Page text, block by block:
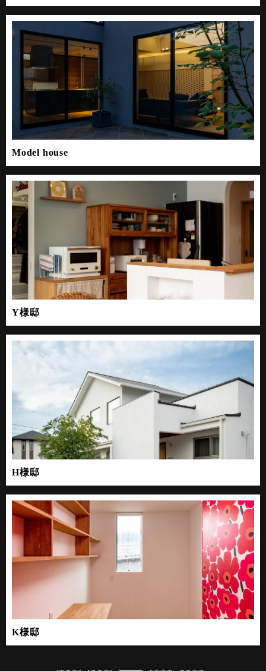
Model house
Y様邸
H様邸
K様邸